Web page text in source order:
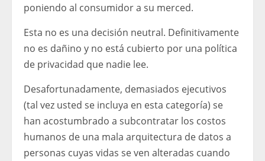
poniendo al consumidor a su merced.
Esta no es una decisión neutral. Definitivamente
no es dañino y no está cubierto por una política
de privacidad que nadie lee.
Desafortunadamente, demasiados ejecutivos
(tal vez usted se incluya en esta categoría) se
han acostumbrado a subcontratar los costos
humanos de una mala arquitectura de datos a
personas cuyas vidas se ven alteradas cuando